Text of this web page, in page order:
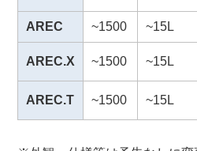
AREC ~1500 ~15L
AREC.X ~1500 ~15L
AREC.T ~1500 ~15L